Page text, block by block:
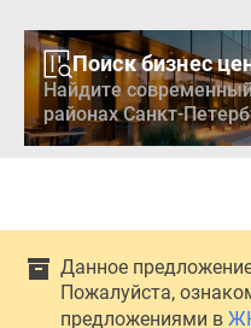
Поиск бизнес
Найдите
районах Санкт-
Данное
Пожалуйста,
предложениями в